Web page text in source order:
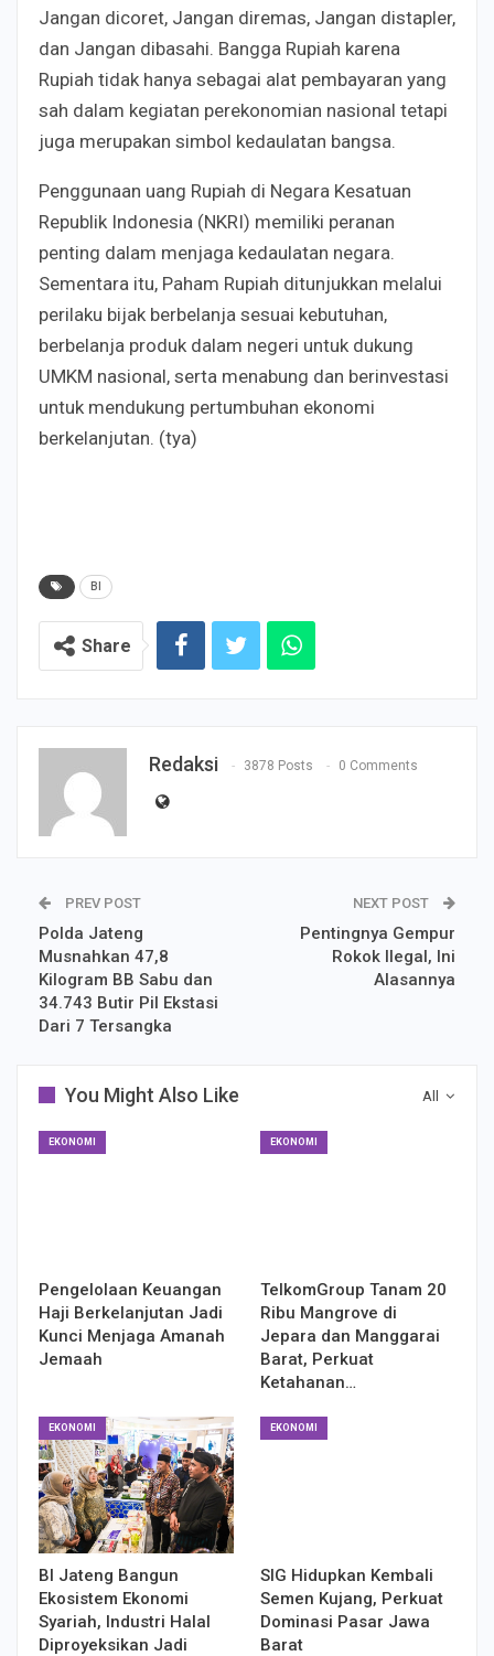
Jangan dicoret, Jangan diremas, Jangan distapler,
dan Jangan dibasahi. Bangga Rupiah karena
Rupiah tidak hanya sebagai alat pembayaran yang
sah dalam kegiatan perekonomian nasional tetapi
juga merupakan simbol kedaulatan bangsa.
Penggunaan uang Rupiah di Negara Kesatuan
Republik Indonesia (NKRI) memiliki peranan
penting dalam menjaga kedaulatan negara.
Sementara itu, Paham Rupiah ditunjukkan melalui
perilaku bijak berbelanja sesuai kebutuhan,
berbelanja produk dalam negeri untuk dukung
UMKM nasional, serta menabung dan berinvestasi
untuk mendukung pertumbuhan ekonomi
berkelanjutan. (tya)
BI
Share
Redaksi 3878 Posts 0 Comments
PREV POST
Polda Jateng
Musnahkan 47,8
Kilogram BB Sabu dan
34.743 Butir Pil Ekstasi
Dari 7 Tersangka
NEXT POST
Pentingnya Gempur
Rokok Ilegal, Ini
Alasannya
All
You Might Also Like
EKONOMI
Pengelolaan Keuangan
Haji Berkelanjutan Jadi
Kunci Menjaga Amanah
Jemaah
EKONOMI
TelkomGroup Tanam 20
Ribu Mangrove di
Jepara dan Manggarai
Barat, Perkuat
Ketahanan…
EKONOMI
BI Jateng Bangun
Ekosistem Ekonomi
Syariah, Industri Halal
Diproyeksikan Jadi
EKONOMI
SIG Hidupkan Kembali
Semen Kujang, Perkuat
Dominasi Pasar Jawa
Barat